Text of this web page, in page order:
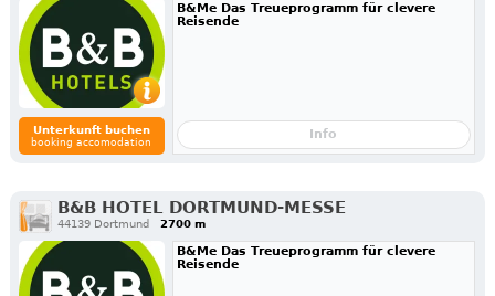
Unterkunft buchen
booking accomodation
B&Me Das Treueprogramm für clevere
Reisende
Info
B&B HOTEL DORTMUND-MESSE
44139 Dortmund 2700 m
B&Me Das Treueprogramm für clevere
Reisende